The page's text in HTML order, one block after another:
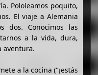
Pololeamos poquito,
El viaje a Alemania
dos. Conocimos las
a la vida, dura,
aventura.
a la cocina ("¡estás